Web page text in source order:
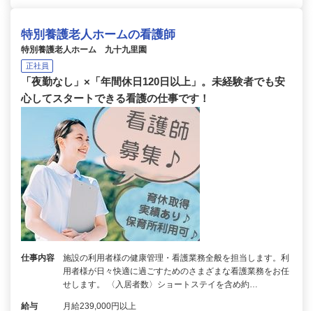
特別養護老人ホームの看護師
特別養護老人ホーム 九十九里園
正社員
「夜勤なし」×「年間休日120日以上」。未経験者でも安
心してスタートできる看護の仕事です！
仕事内容
施設の利用者様の健康管理・看護業務全般を担当します。利
用者様が日々快適に過ごすためのさまざまな看護業務をお任
せします。 〈入居者数〉ショートステイを含め約…
給与 月給239,000円以上